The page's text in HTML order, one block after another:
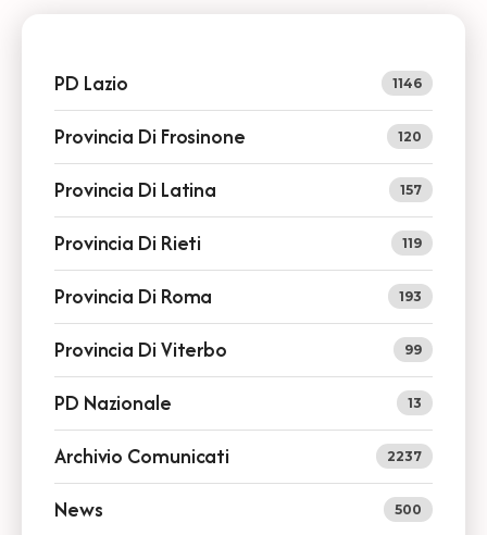
PD Lazio 1146
Provincia Di Frosinone 120
Provincia Di Latina 157
Provincia Di Rieti 119
Provincia Di Roma 193
Provincia Di Viterbo 99
PD Nazionale 13
Archivio Comunicati 2237
News 500